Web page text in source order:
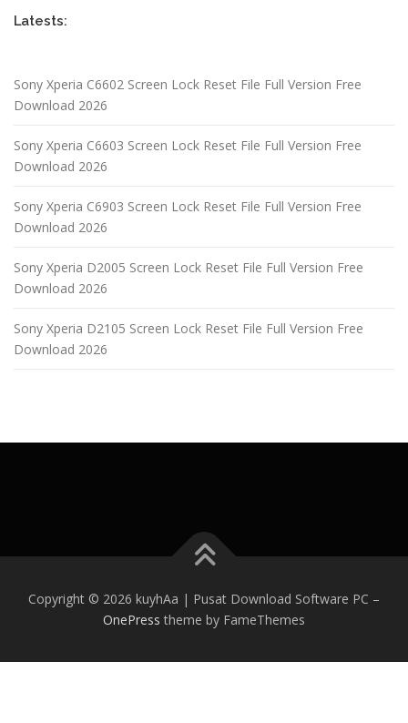
Latests:
Sony Xperia C6602 Screen Lock Reset File Full Version Free
Download 2026
Sony Xperia C6603 Screen Lock Reset File Full Version Free
Download 2026
Sony Xperia C6903 Screen Lock Reset File Full Version Free
Download 2026
Sony Xperia D2005 Screen Lock Reset File Full Version Free
Download 2026
Sony Xperia D2105 Screen Lock Reset File Full Version Free
Download 2026
Copyright © 2026 kuyhAa | Pusat Download Software PC –
OnePress theme by FameThemes